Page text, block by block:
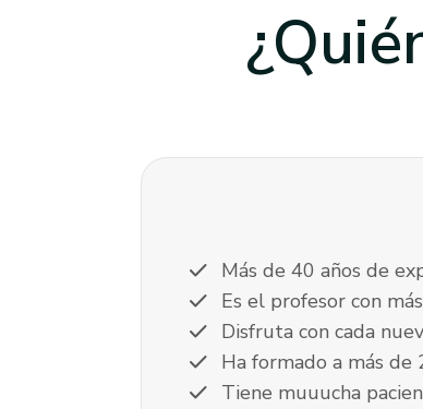
check Más de 40 años de
check Es el profesor con
check Disfruta con cada
check Ha formado a más de
check Tiene muuucha